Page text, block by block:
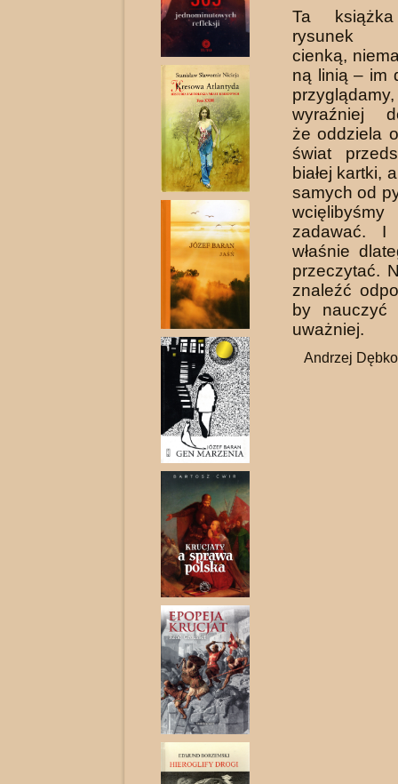
Ta
rysunek
cienką,
ną linią – im
wyraźniej
że oddziela
świat
białej kartki,
samych od
zadawać.
właśnie
przeczytać.
zna­leźć
by nauczyć
uważniej.
Andrzej